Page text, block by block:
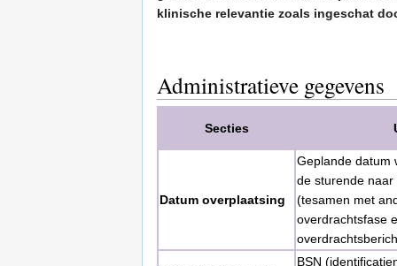
klinische relevantie zoals ingeschat
Administratieve gegevens
Secties
Datum overplaatsing
Geplande datum
de sturende
(tesamen met
overdrachtsfase
BSN